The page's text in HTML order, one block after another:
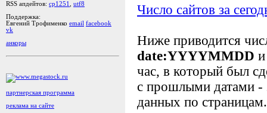
RSS апдейтов: cp1251
utf8
Поддержка:
Евгений Трофименко email facebook
vk
анкоры
партнерская программа
реклама на сайте
Число сайтов за
Ниже приводится
date:YYYYMMDD
час, в который был
с прошлыми датами -
данных по страницам.